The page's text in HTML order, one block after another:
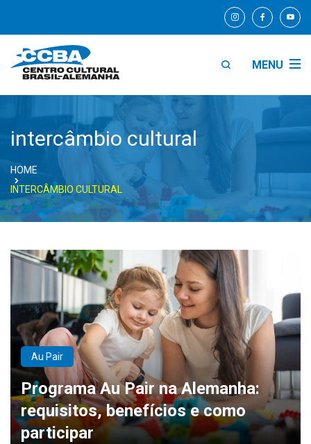
MENU
intercâmbio cultural
HOME
INTERCÂMBIO CULTURAL
Au Pair
Programa Au Pair na Alemanha:
requisitos, benefícios e como
participar